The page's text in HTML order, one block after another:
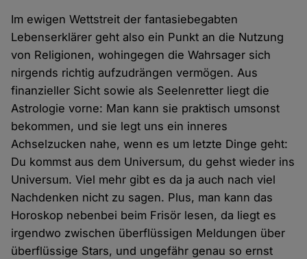
Im ewigen Wettstreit der fantasiebegabten
Lebenserklärer geht also ein Punkt an die Nutzung
von Religionen, wohingegen die Wahrsager sich
nirgends richtig aufzudrängen vermögen. Aus
finanzieller Sicht sowie als Seelenretter liegt die
Astrologie vorne: Man kann sie praktisch umsonst
bekommen, und sie legt uns ein inneres
Achselzucken nahe, wenn es um letzte Dinge geht:
Du kommst aus dem Universum, du gehst wieder ins
Universum. Viel mehr gibt es da ja auch nach viel
Nachdenken nicht zu sagen. Plus, man kann das
Horoskop nebenbei beim Frisör lesen, da liegt es
irgendwo zwischen überflüssigen Meldungen über
überflüssige Stars, und ungefähr genau so ernst